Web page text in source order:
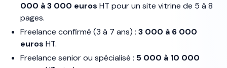
000 à 3 000 euros HT pour un site vitrine de 5 à 8
pages.
Freelance confirmé (3 à 7 ans) : 3 000 à 6 000
euros HT.
Freelance senior ou spécialisé : 5 000 à 10 000